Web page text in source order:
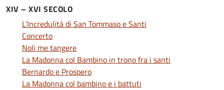
XIV – XVI SECOLO
L’Incredulità di San Tommaso e Santi
Concerto
Noli me tangere
La Madonna col Bambino in trono fra i santi
Bernardo e Prospero
La Madonna col bambino e i battuti